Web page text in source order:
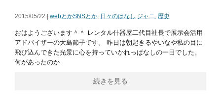
2015/05/22 | webとかSNSとか, 日々のはなし ジャニ, 歴史
おはようございます＾＾ レンタル什器屋二代目社長で展示会活用
アドバイザーの大島節子です。 昨日は朝起きるやいなや私の目に
飛び込んできた光景に心を持っていかれっぱなしの一日でした。
何があったのか
続きを見る